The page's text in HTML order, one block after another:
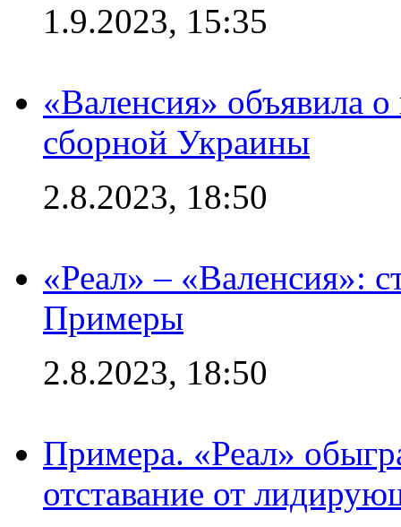
1.9.2023, 15:35
«Валенсия» объявила
сборной Украины
2.8.2023, 18:50
«Реал» – «Валенсия»:
Примеры
2.8.2023, 18:50
Примера. «Реал»
отставание от